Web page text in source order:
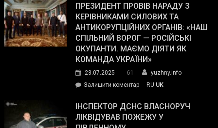
Street
Journal.
Південному
працівникам
ОПЗ
з
матеріального
резерву
гуманітарну
допомогу
ПРЕЗИДЕНТ ПРОВІВ НАРАДУ З
КЕРІВНИКАМИ СИЛОВИХ ТА
АНТИКОРУПЦІЙНИХ ОРГАНІВ: «НАШ
СПІЛЬНИЙ ВОРОГ — РОСІЙСЬКІ
ОКУПАНТИ. МАЄМО ДІЯТИ ЯК
КОМАНДА УКРАЇНИ»
23.07.2025 61
yuzhny.info
Залишити коментарon
провів
нараду
RU UK
ІНСПЕКТОР ДСНС ВЛАСНОРУЧ
ЛІКВІДУВАВ ПОЖЕЖУ У